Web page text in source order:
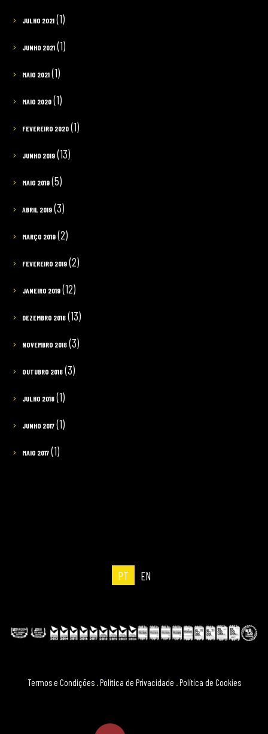
JULHO 2021(1)
JUNHO 2021(1)
MAIO 2021(1)
MAIO 2020(1)
FEVEREIRO 2020(1)
JUNHO 2019(13)
MAIO 2019(5)
ABRIL 2019(3)
MARÇO 2019(2)
FEVEREIRO 2019(2)
JANEIRO 2019(12)
DEZEMBRO 2018(13)
NOVEMBRO 2018(3)
OUTUBRO 2018(3)
JULHO 2018(1)
JUNHO 2017(1)
MAIO 2017(1)
PT EN
Termos e Condições .Política de Privacidade .Política de Cookies